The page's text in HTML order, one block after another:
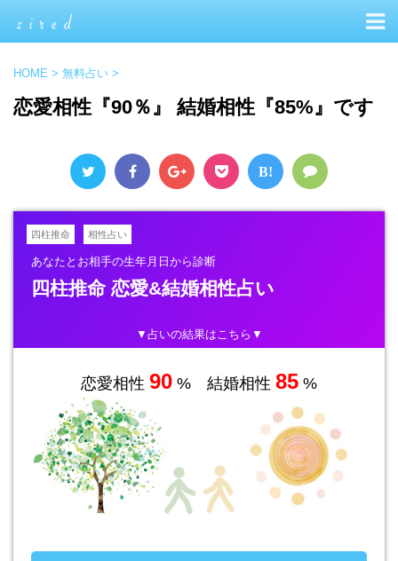
HOME > 無料占い >
恋愛相性『90％』 結婚相性『85%』です
B!
四柱推命 相性占い
あなたとお相手の生年月日から診断
四柱推命 恋愛&結婚相性占い
▼占いの結果はこちら▼
恋愛相性 90 % 結婚相性 85 %